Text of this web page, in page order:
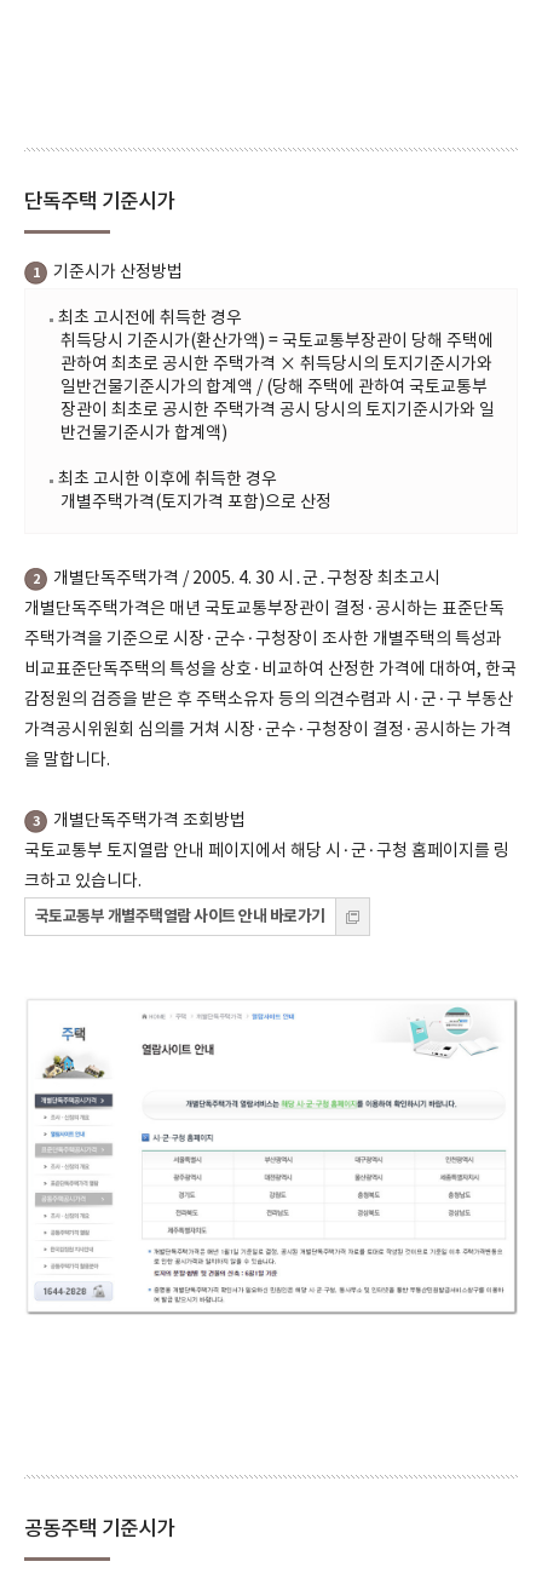
단독주택 기준시가
1 기준시가 산정방법
최초 고시전에 취득한 경우
취득당시 기준시가(환산가액) = 국토교통부장관이 당해 주택에
관하여 최초로 공시한 주택가격 × 취득당시의 토지기준시가와
일반건물기준시가의 합계액 / (당해 주택에 관하여 국토교통부
장관이 최초로 공시한 주택가격 공시 당시의 토지기준시가와 일
반건물기준시가 합계액)
최초 고시한 이후에 취득한 경우
개별주택가격(토지가격 포함)으로 산정
2
개별단독주택가격 / 2005. 4. 30 시․군․구청장 최초고시
개별단독주택가격은 매년 국토교통부장관이 결정·공시하는 표준단독
주택가격을 기준으로 시장·군수·구청장이 조사한 개별주택의 특성과
비교표준단독주택의 특성을 상호·비교하여 산정한 가격에 대하여, 한국
감정원의 검증을 받은 후 주택소유자 등의 의견수렴과 시·군·구 부동산
가격공시위원회 심의를 거쳐 시장·군수·구청장이 결정·공시하는 가격
을 말합니다.
3
개별단독주택가격 조회방법
국토교통부 토지열람 안내 페이지에서 해당 시·군·구청 홈페이지를 링
크하고 있습니다.
국토교통부 개별주택열람 사이트 안내 바로가기
공동주택 기준시가